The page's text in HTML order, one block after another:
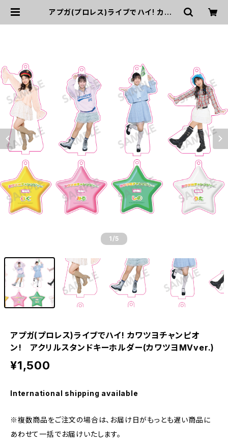
アプガ(プロレス)ライブでハイ! カワツ
1 /5
アプガ(プロレス)ライブでハイ! カワツヨチャンピオ
ン! アクリルスタンドキーホルダー(カワツヨMVver.)
¥1,500
International shipping available
※複数商品をご注文の場合は、お届け日がもっとも遅い商品に
あわせて一括でお届けいたします。